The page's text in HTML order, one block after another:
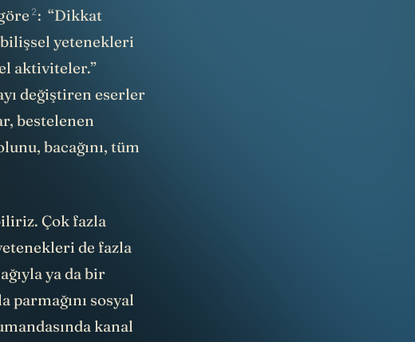
2: “Dikkat
yetenekleri
aktiviteler.”
değiştiren eserler
bestelenen
bacağını, tüm
Çok fazla
de fazla
ya da bir
parmağını sosyal
kanal